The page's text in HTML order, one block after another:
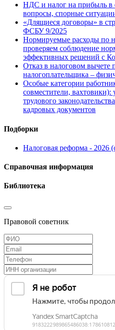
НДС и налог на прибыль в
вопросы, спорные
«Длящиеся договоры» в
ФСБУ 9/2025
Нормируемые расходы по
проверяем соблюдение
эффективных решений с
Отказ в налоговом
налогоплательщика –
Особые категории
совместители, вахтовики):
трудового
кадровых документов
Подборки
Налоговая реформа - 2026
Справочная информация
Библиотека
Правовой советник